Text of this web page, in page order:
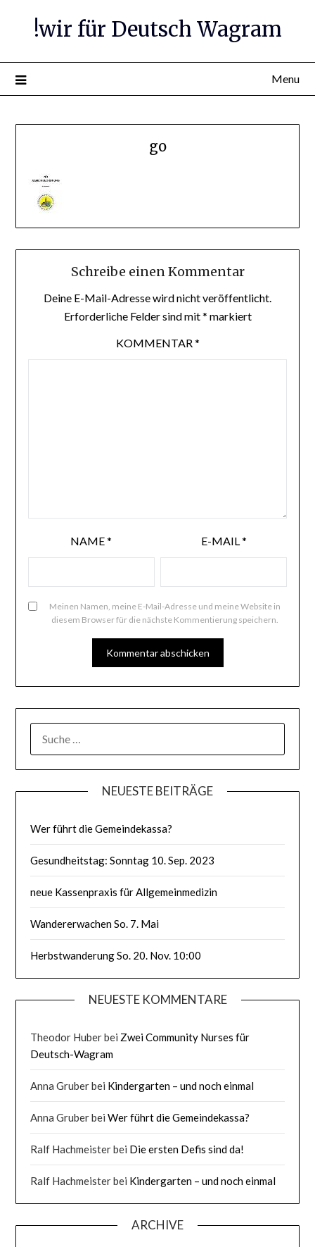
!wir für Deutsch Wagram
Menu
go
Schreibe einen Kommentar
Deine E-Mail-Adresse wird nicht veröffentlicht.
Erforderliche Felder sind mit* markiert
KOMMENTAR*
NAME* E-MAIL*
Meinen Namen, meine E-Mail-Adresse und meine Website in
diesem Browser für die nächste Kommentierung speichern.
NACH:
NEUESTE BEITRÄGE
Wer führt die Gemeindekassa?
Gesundheitstag: Sonntag 10. Sep. 2023
neue Kassenpraxis für Allgemeinmedizin
Wandererwachen So. 7. Mai
Herbstwanderung So. 20. Nov. 10:00
NEUESTE KOMMENTARE
Theodor Huberbei Zwei Community Nurses für
Deutsch-Wagram
Anna Gruberbei Kindergarten – und noch einmal
Anna GruberbeiWer führt die Gemeindekassa?
Ralf Hachmeisterbei Die ersten Defis sind da!
Ralf Hachmeisterbei Kindergarten – und noch einmal
ARCHIVE